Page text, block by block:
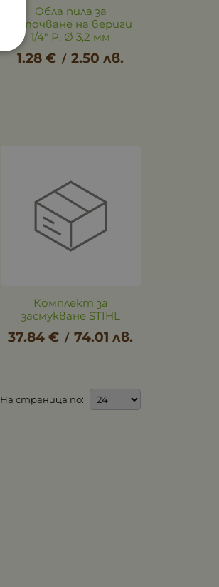
Обла пила за
заточване на вериги
1/4" P, Ø 3,2 мм
1.28 € / 2.50 лв.
Комплект за
засмукване STIHL
37.84 € / 74.01 лв.
На страница по: